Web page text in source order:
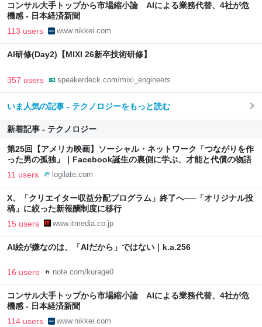
コンサル大手トップから市場縮小論 AIによる業務代替、4社が危
機感 - 日本経済新聞
113 users www.nikkei.com
AI研修(Day2)【MIXI 26新卒技術研修】
357 users speakerdeck.com/mixi_engineers
いま人気の記事 - テクノロジーをもっと読む
新着記事 - テクノロジー
第25回【アメリカ映画】ソーシャル・ネットワーク「つながりを作
った男の孤独」｜Facebook誕生の裏側に学ぶ、才能と代償の物語
11 users logilate.com
X、「クリエイター収益分配プログラム」終了へ──「オリジナル投
稿」に絞った新報酬制度に移行
15 users www.itmedia.co.jp
AI絵が嫌なのは、「AIだから」ではない｜k.a.256
16 users note.com/kurage0
コンサル大手トップから市場縮小論 AIによる業務代替、4社が危
機感 - 日本経済新聞
114 users www.nikkei.com